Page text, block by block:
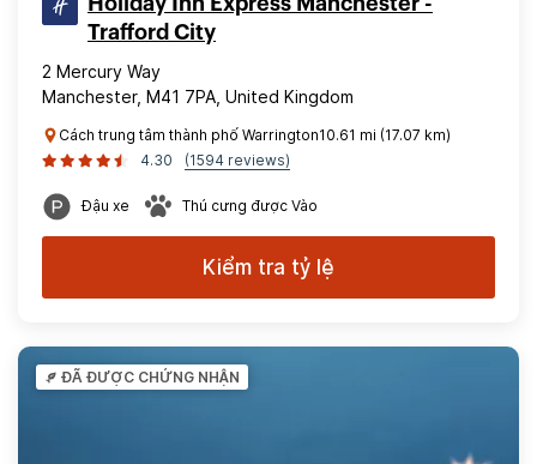
Trafford City
2 Mercury Way
Manchester, M41 7PA, United Kingdom
Cách trung tâm thành phố Warrington10.61 mi (17.07 km)
4.30
(1594 reviews)
Đậu xe Thú cưng được Vào
Kiểm tra tỷ lệ
ĐÃ ĐƯỢC CHỨNG NHẬN